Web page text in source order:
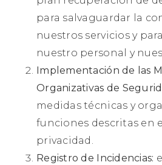
para salvaguardar la
nuestros servicios y
nuestro personal y
Implementación de las
Organizativas de
medidas técnicas y
funciones descritas en
privacidad.
Registro de Incidencias: